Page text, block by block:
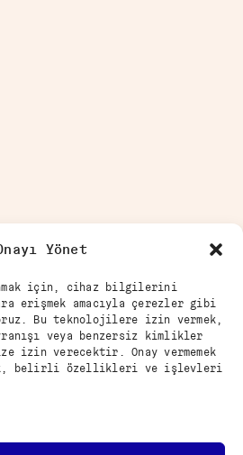
Yönet
için, cihaz bilgilerini
erişmek amacıyla çerezler gibi
Bu teknolojilere izin vermek,
veya benzersiz kimlikler
izin verecektir. Onay vermemek
belirli özellikleri ve işlevleri